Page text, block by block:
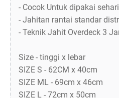
- Cocok Untuk dipakai
- Jahitan rantai standar
- Teknik Jahit Overdeck 3
Size - tinggi x lebar
SIZE S - 62CM x 40cm
SIZE ML - 69cm x 46cm
SIZE L - 72cm x 50cm